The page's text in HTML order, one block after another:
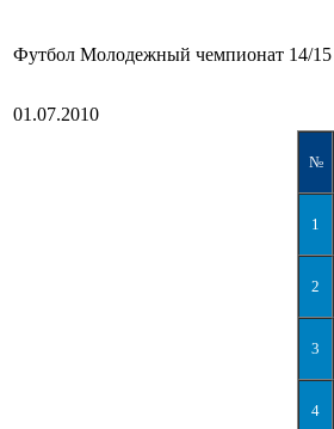
Футбол Молодежный чемпионат 14/15
01.07.2010
№
1
2
3
4